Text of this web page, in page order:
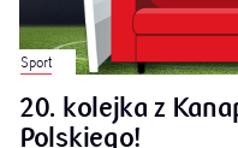
Sport
20. kolejka z
Polskiego!